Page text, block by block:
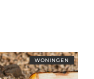
WONINGEN